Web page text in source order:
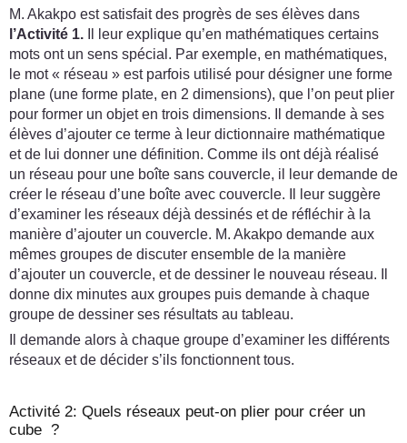
M. Akakpo est satisfait des progrès de ses élèves dans
l’Activité 1.
Il leur explique qu’en mathématiques certains
mots ont un sens spécial. Par exemple, en mathématiques,
le mot « réseau » est parfois utilisé pour désigner une forme
plane (une forme plate, en 2 dimensions), que l’on peut plier
pour former un objet en trois dimensions. Il demande à ses
élèves d’ajouter ce terme à leur dictionnaire mathématique
et de lui donner une définition. Comme ils ont déjà réalisé
un réseau pour une boîte sans couvercle, il leur demande de
créer le réseau d’une boîte avec couvercle. Il leur suggère
d’examiner les réseaux déjà dessinés et de réfléchir à la
manière d’ajouter un couvercle. M. Akakpo demande aux
mêmes groupes de discuter ensemble de la manière
d’ajouter un couvercle, et de dessiner le nouveau réseau. Il
donne dix minutes aux groupes puis demande à chaque
groupe de dessiner ses résultats au tableau.
Il demande alors à chaque groupe d’examiner les différents
réseaux et de décider s’ils fonctionnent tous.
Activité 2: Quels réseaux peut-on plier pour créer un
cube ?